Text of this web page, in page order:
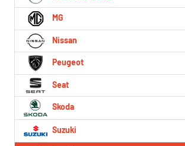
MG
Nissan
Peugeot
Seat
Skoda
Suzuki